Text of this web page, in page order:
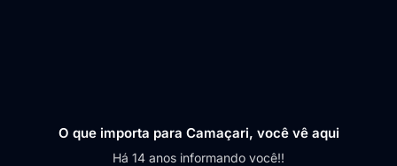
O que importa para Camaçari, você vê aqui
Há 14 anos informando você!!